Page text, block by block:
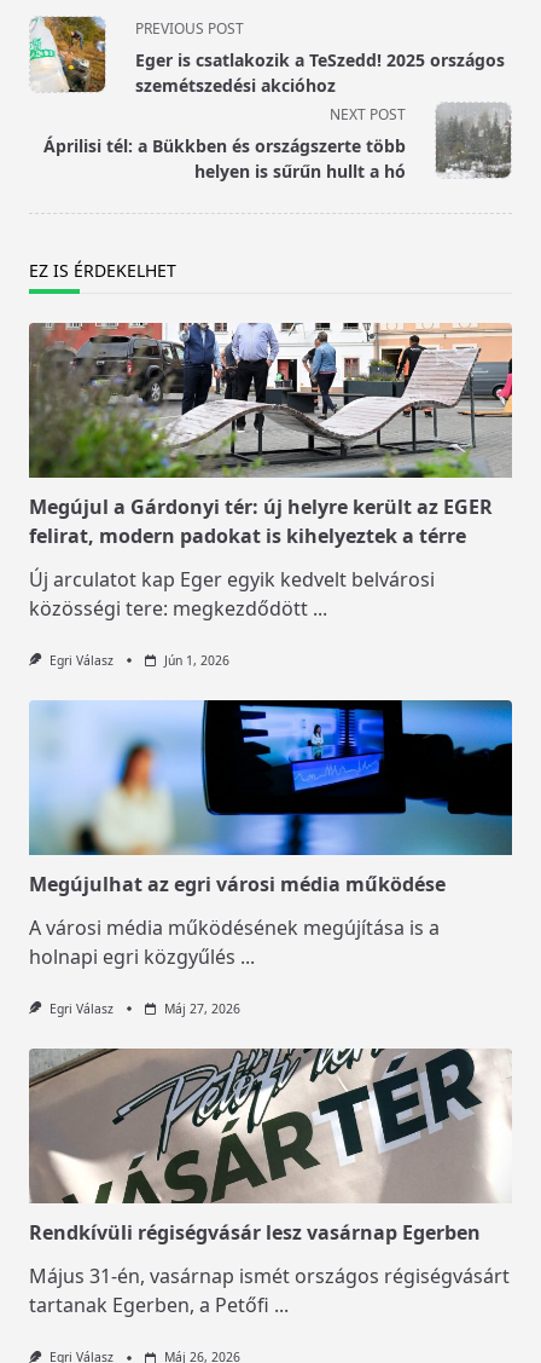
<span
class="nav-
subtitle
reader-
text">Page</span>
PREVIOUS POST
Eger is csatlakozik a TeSzedd! 2025 országos
szemétszedési akcióhoz
NEXT POST
Áprilisi tél: a Bükkben és országszerte több
helyen is sűrűn hullt a hó
EZ IS ÉRDEKELHET
Megújul a Gárdonyi tér: új helyre került az EGER
felirat, modern padokat is kihelyeztek a térre
Új arculatot kap Eger egyik kedvelt belvárosi
közösségi tere: megkezdődött ...
Egri Válasz Jún 1, 2026
Megújulhat az egri városi média működése
A városi média működésének megújítása is a
holnapi egri közgyűlés ...
Egri Válasz Máj 27, 2026
Rendkívüli régiségvásár lesz vasárnap Egerben
Május 31-én, vasárnap ismét országos régiségvásárt
tartanak Egerben, a Petőfi ...
Egri Válasz Máj 26, 2026